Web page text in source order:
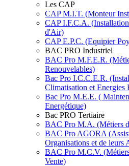
Les CAP
CAP M.I.T. (Monteur
CAP I.F.C.A.
d'Air)
CAP E.P.C. (Equipier
BAC PRO Industriel
BAC Pro M.F.E.R.
Renouvelables)
Bac Pro I.C.C.E.R.
Climatisation et Energies
Bac Pro M.E.E. (
Energétique)
Bac PRO Tertiaire
BAC Pro M.A. (Métiers
BAC Pro AGORA
Organisations et de leurs
BAC Pro M.C.V.
Vente)